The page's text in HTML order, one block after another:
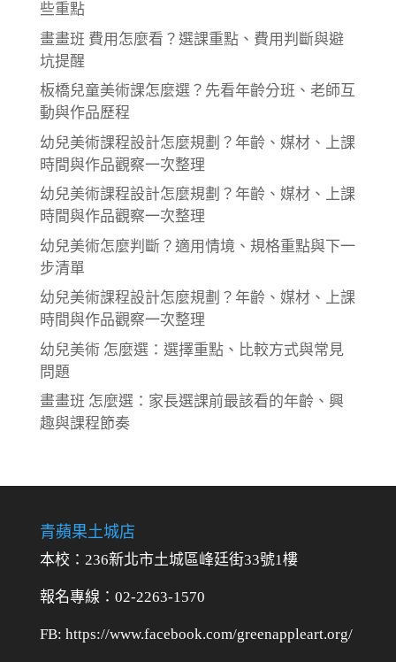
些重點
畫畫班 費用怎麼看？選課重點、費用判斷與避
坑提醒
板橋兒童美術課怎麼選？先看年齡分班、老師互
動與作品歷程
幼兒美術課程設計怎麼規劃？年齡、媒材、上課
時間與作品觀察一次整理
幼兒美術課程設計怎麼規劃？年齡、媒材、上課
時間與作品觀察一次整理
幼兒美術怎麼判斷？適用情境、規格重點與下一
步清單
幼兒美術課程設計怎麼規劃？年齡、媒材、上課
時間與作品觀察一次整理
幼兒美術 怎麼選：選擇重點、比較方式與常見
問題
畫畫班 怎麼選：家長選課前最該看的年齡、興
趣與課程節奏
青蘋果土城店
本校：236新北市土城區峰廷街33號1樓
報名專線：02-2263-1570
FB: https://www.facebook.com/greenappleart.org/